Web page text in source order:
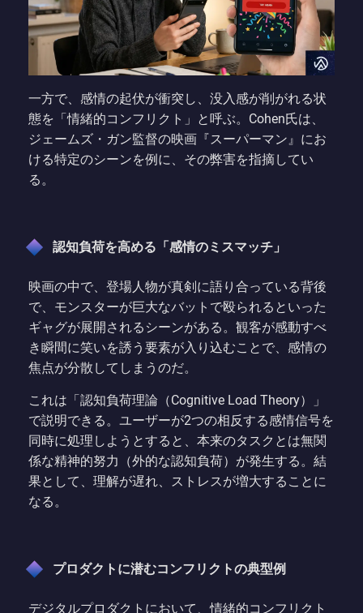
一方で、感情の起伏が衝突し、没入感が削がれる状
態を「情緒的コンフリクト」と呼ぶ。Cohen氏は、
ジェームズ・ガン監督の映画『スーパーマン』にお
ける特定のシーンを例に、その弊害を指摘してい
る。
認知負荷を高める「感情のミスマッチ」
映画の中で、登場人物が真剣に語り合っている背後
で、モンスターが巨大なバットで殴られるといった
ギャグが展開されるシーンがある。観客が感動すべ
き瞬間に笑いを誘う要素が入り込むことで、感情の
焦点が分散してしまうのだ。
これは「認知負荷理論（Cognitive Load Theory）」
で説明できる。ユーザーが2つの相反する感情信号を
同時に処理しようとすると、本来のタスクとは無関
係な精神的努力（外的な認知負荷）が発生する。結
果として、理解が遅れ、ストレスが増大することに
なる。
プロダクトに潜むコンフリクトの典型例
デジタルプロダクトにおいて、情緒的コンフリクト